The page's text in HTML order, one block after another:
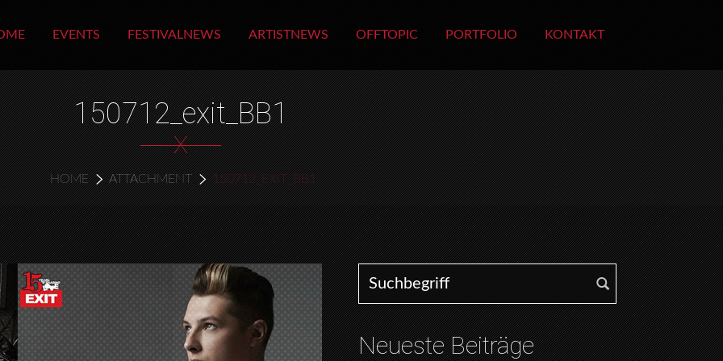
EVENTS FESTIVALNEWS ARTISTNEWS OFFTOPIC PORTFOLIO KONTAKT
150712_exit_BB1
X
HOME ATTACHMENT 150712_EXIT_BB1
Search for:
Neueste Beiträge